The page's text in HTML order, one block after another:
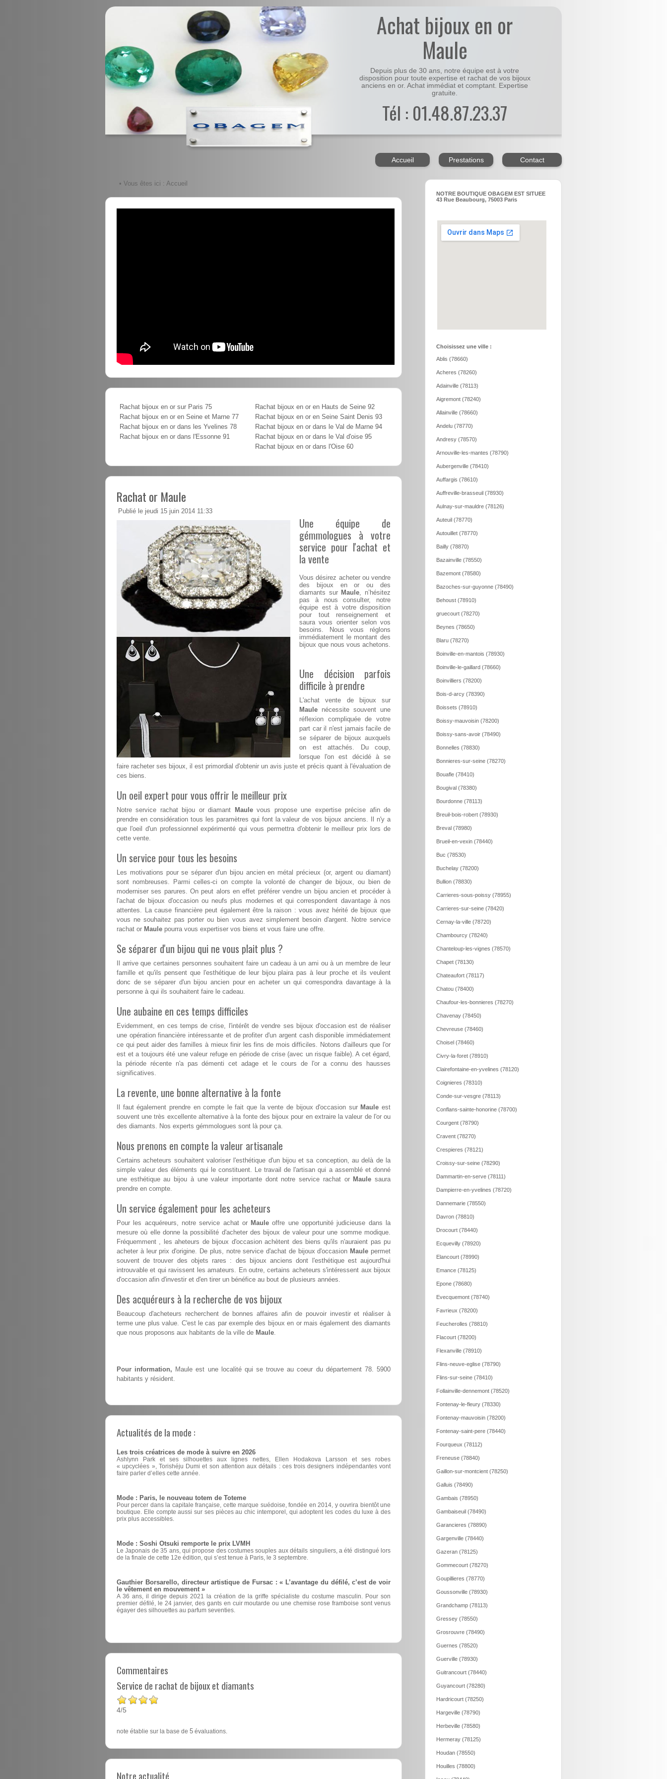
Achat bijoux en or
Maule
Depuis plus de 30 ans, notre équipe est à votre
disposition pour toute expertise et rachat de vos bijoux
anciens en or. Achat immédiat et comptant. Expertise
gratuite.
Tél : 01.48.87.23.37
Accueil Prestations Contact
• Vous êtes ici : Accueil
Rachat bijoux en or sur Paris 75
Rachat bijoux en or en Seine et Marne 77
Rachat bijoux en or dans les Yvelines 78
Rachat bijoux en or dans l'Essonne 91
Rachat bijoux en or en Hauts de Seine 92
Rachat bijoux en or en Seine Saint Denis 93
Rachat bijoux en or dans le Val de Marne 94
Rachat bijoux en or dans le Val d'oise 95
Rachat bijoux en or dans l'Oise 60
Rachat or Maule
Publié le jeudi 15 juin 2014 11:33
Une équipe de
gémmologues à votre
service pour l'achat et
la vente
Vous désirez acheter ou vendre
des bijoux en or ou des
diamants sur Maule, n’hésitez
pas à nous consulter, notre
équipe est à votre disposition
pour tout renseignement et
saura vous orienter selon vos
besoins. Nous vous réglons
immédiatement le montant des
bijoux que nous vous achetons.
Une décision parfois
difficile à prendre
L'achat vente de bijoux sur
Maule nécessite souvent une
réflexion compliquée de votre
part car il n'est jamais facile de
se séparer de bijoux auxquels
on est attachés. Du coup,
lorsque l'on est décidé à se
faire racheter ses bijoux, il est primordial d'obtenir un avis juste et précis quant à l'évaluation de
ces biens.
Un oeil expert pour vous offrir le meilleur prix
Notre service rachat bijou or diamant Maulevous propose une expertise précise afin de
prendre en considération tous les paramètres qui font la valeur de vos bijoux anciens. Il n'y a
que l'oeil d'un professionnel expérimenté qui vous permettra d'obtenir le meilleur prix lors de
cette vente.
Un service pour tous les besoins
Les motivations pour se séparer d'un bijou ancien en métal précieux (or, argent ou diamant)
sont nombreuses. Parmi celles-ci on compte la volonté de changer de bijoux, ou bien de
moderniser ses parures. On peut alors en effet préférer vendre un bijou ancien et procéder à
l'achat de bijoux d'occasion ou neufs plus modernes et qui correspondent davantage à nos
attentes. La cause financière peut également être la raison : vous avez hérité de bijoux que
vous ne souhaitez pas porter ou bien vous avez simplement besoin d'argent. Notre service
rachat or Maule pourra vous expertiser vos biens et vous faire une offre.
Se séparer d'un bijou qui ne vous plait plus ?
Il arrive que certaines personnes souhaitent faire un cadeau à un ami ou à un membre de leur
famille et qu'ils pensent que l'esthétique de leur bijou plaira pas à leur proche et ils veulent
donc de se séparer d'un bijou ancien pour en acheter un qui correspondra davantage à la
personne à qui ils souhaitent faire le cadeau.
Une aubaine en ces temps difficiles
Evidemment, en ces temps de crise, l'intérêt de vendre ses bijoux d'occasion est de réaliser
une opération financière intéressante et de profiter d'un argent cash disponible immédiatement
ce qui peut aider des familles à mieux finir les fins de mois difficiles. Notons d'ailleurs que l'or
est et a toujours été une valeur refuge en période de crise (avec un risque faible). A cet égard,
la période récente n'a pas démenti cet adage et le cours de l'or a connu des hausses
significatives.
La revente, une bonne alternative à la fonte
Il faut également prendre en compte le fait que la vente de bijoux d'occasion sur Maule est
souvent une très excellente alternative à la fonte des bijoux pour en extraire la valeur de l'or ou
des diamants. Nos experts gémmologues sont là pour ça.
Nous prenons en compte la valeur artisanale
Certains acheteurs souhaitent valoriser l'esthétique d'un bijou et sa conception, au delà de la
simple valeur des éléments qui le constituent. Le travail de l'artisan qui a assemblé et donné
une esthétique au bijou à une valeur importante dont notre service rachat or Maule saura
prendre en compte.
Un service également pour les acheteurs
Pour les acquéreurs, notre service achat or Maule offre une opportunité judicieuse dans la
mesure où elle donne la possibilité d'acheter des bijoux de valeur pour une somme modique.
Fréquemment , les aheteurs de bijoux d'occasion achètent des biens qu'ils n'auraient pas pu
acheter à leur prix d'origine. De plus, notre service d'achat de bijoux d'occasion Maule permet
souvent de trouver des objets rares : des bijoux anciens dont l'esthétique est aujourd'hui
introuvable et qui ravissent les amateurs. En outre, certains acheteurs s'intéressent aux bijoux
d'occasion afin d'investir et d'en tirer un bénéfice au bout de plusieurs années.
Des acquéreurs à la recherche de vos bijoux
Beaucoup d'acheteurs recherchent de bonnes affaires afin de pouvoir investir et réaliser à
terme une plus value. C'est le cas par exemple des bijoux en or mais également des diamants
que nous proposons aux habitants de la ville de Maule
Pour information, Maule est une localité qui se trouve au coeur du département 78. 5900
habitants y résident.
Actualités de la mode :
Les trois créatrices de mode à suivre en 2026
Ashlynn Park et ses silhouettes aux lignes nettes, Ellen Hodakova Larsson et ses robes
« upcyclées », Torishéju Dumi et son attention aux détails : ces trois designers indépendantes vont
faire parler d’elles cette année.
Mode : Paris, le nouveau totem de Toteme
Pour percer dans la capitale française, cette marque suédoise, fondée en 2014, y ouvrira bientôt une
boutique. Elle compte aussi sur ses pièces au chic intemporel, qui adoptent les codes du luxe à des
prix plus accessibles.
Mode : Soshi Otsuki remporte le prix LVMH
Le Japonais de 35 ans, qui propose des costumes souples aux détails singuliers, a été distingué lors
de la finale de cette 12e édition, qui s’est tenue à Paris, le 3 septembre.
Gauthier Borsarello, directeur artistique de Fursac : « L’avantage du défilé, c’est de voir
le vêtement en mouvement »
A 36 ans, il dirige depuis 2021 la création de la griffe spécialiste du costume masculin. Pour son
premier défilé, le 24 janvier, des gants en cuir moutarde ou une chemise rose framboise sont venus
égayer des silhouettes au parfum seventies.
Commentaires
Service de rachat de bijoux et diamants
4/5
note établie sur la base de 5 évaluations.
Notre actualité
NOTRE BOUTIQUE OBAGEM EST SITUEE
43 Rue Beaubourg, 75003 Paris
Choisissez une ville :
Ablis (78660)
Acheres (78260)
Adainville (78113)
Aigremont (78240)
Allainville (78660)
Andelu (78770)
Andresy (78570)
Arnouville-les-mantes (78790)
Aubergenville (78410)
Auffargis (78610)
Auffreville-brasseuil (78930)
Aulnay-sur-mauldre (78126)
Auteuil (78770)
Autouillet (78770)
Bailly (78870)
Bazainville (78550)
Bazemont (78580)
Bazoches-sur-guyonne (78490)
Behoust (78910)
gruecourt (78270)
Beynes (78650)
Blaru (78270)
Boinville-en-mantois (78930)
Boinville-le-gaillard (78660)
Boinvilliers (78200)
Bois-d-arcy (78390)
Boissets (78910)
Boissy-mauvoisin (78200)
Boissy-sans-avoir (78490)
Bonnelles (78830)
Bonnieres-sur-seine (78270)
Bouafle (78410)
Bougival (78380)
Bourdonne (78113)
Breuil-bois-robert (78930)
Breval (78980)
Brueil-en-vexin (78440)
Buc (78530)
Buchelay (78200)
Bullion (78830)
Carrieres-sous-poissy (78955)
Carrieres-sur-seine (78420)
Cernay-la-ville (78720)
Chambourcy (78240)
Chanteloup-les-vignes (78570)
Chapet (78130)
Chateaufort (78117)
Chatou (78400)
Chaufour-les-bonnieres (78270)
Chavenay (78450)
Chevreuse (78460)
Choisel (78460)
Civry-la-foret (78910)
Clairefontaine-en-yvelines (78120)
Coignieres (78310)
Conde-sur-vesgre (78113)
Conflans-sainte-honorine (78700)
Courgent (78790)
Cravent (78270)
Crespieres (78121)
Croissy-sur-seine (78290)
Dammartin-en-serve (78111)
Dampierre-en-yvelines (78720)
Dannemarie (78550)
Davron (78810)
Drocourt (78440)
Ecquevilly (78920)
Elancourt (78990)
Emance (78125)
Epone (78680)
Evecquemont (78740)
Favrieux (78200)
Feucherolles (78810)
Flacourt (78200)
Flexanville (78910)
Flins-neuve-eglise (78790)
Flins-sur-seine (78410)
Follainville-dennemont (78520)
Fontenay-le-fleury (78330)
Fontenay-mauvoisin (78200)
Fontenay-saint-pere (78440)
Fourqueux (78112)
Freneuse (78840)
Gaillon-sur-montcient (78250)
Galluis (78490)
Gambais (78950)
Gambaiseuil (78490)
Garancieres (78890)
Gargenville (78440)
Gazeran (78125)
Gommecourt (78270)
Goupillieres (78770)
Goussonville (78930)
Grandchamp (78113)
Gressey (78550)
Grosrouvre (78490)
Guernes (78520)
Guerville (78930)
Guitrancourt (78440)
Guyancourt (78280)
Hardricourt (78250)
Hargeville (78790)
Herbeville (78580)
Hermeray (78125)
Houdan (78550)
Houilles (78800)